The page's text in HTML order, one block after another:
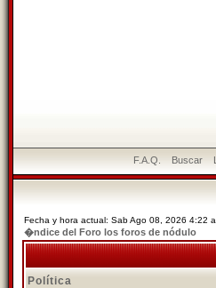
F.A.Q. Buscar
Fecha y hora actual: Sab Ago 08, 2026 4:22
�ndice del Foro los foros de nódulo
Política